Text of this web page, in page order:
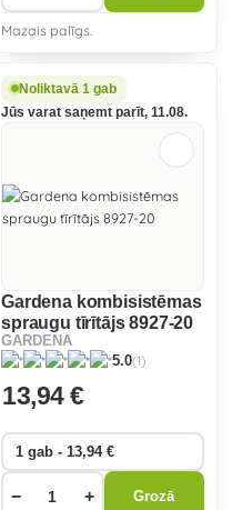
Mazais palīgs.
Noliktavā 1 gab
Jūs varat saņemt parīt, 11.08.
Gardena kombisistēmas
spraugu tīrītājs 8927-20
GARDENA
5.0(1)
13,94 €
− + Grozā